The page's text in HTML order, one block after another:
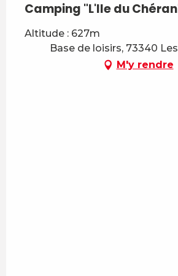
Camping "L'Ile du
Altitude : 627m
Base de loisirs, 73340
M'y rendre